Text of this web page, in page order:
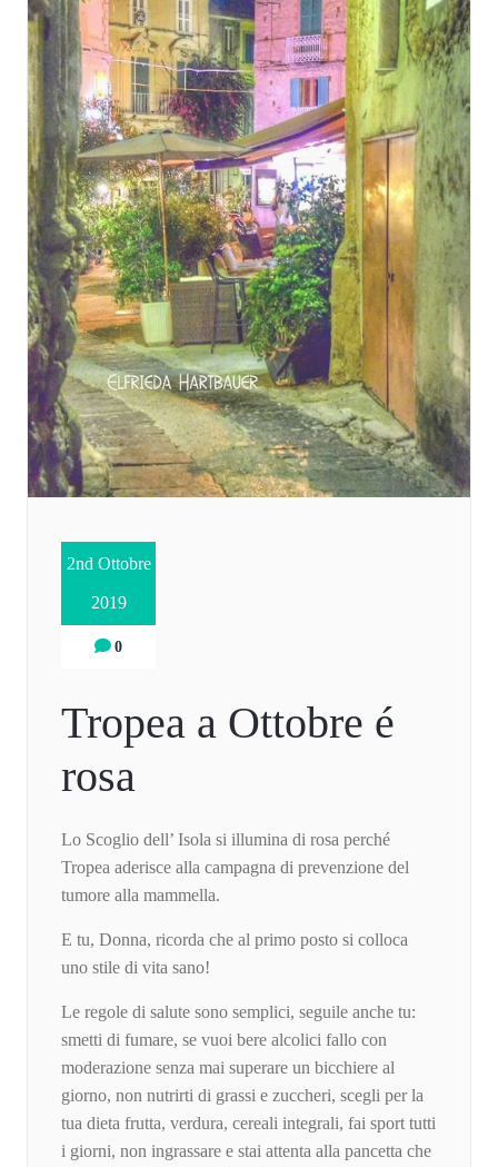
2nd Ottobre
2019
0
Tropea a Ottobre é
rosa
Lo Scoglio dell’ Isola si illumina di rosa perché
Tropea aderisce alla campagna di prevenzione del
tumore alla mammella.
E tu, Donna, ricorda che al primo posto si colloca
uno stile di vita sano!
Le regole di salute sono semplici, seguile anche tu:
smetti di fumare, se vuoi bere alcolici fallo con
moderazione senza mai superare un bicchiere al
giorno, non nutrirti di grassi e zuccheri, scegli per la
tua dieta frutta, verdura, cereali integrali, fai sport tutti
i giorni, non ingrassare e stai attenta alla pancetta che